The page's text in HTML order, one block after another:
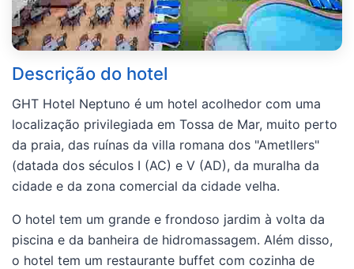
Descrição do hotel
GHT Hotel Neptuno é um hotel acolhedor com uma
localização privilegiada em Tossa de Mar, muito perto
da praia, das ruínas da villa romana dos "Ametllers"
(datada dos séculos I (AC) e V (AD), da muralha da
cidade e da zona comercial da cidade velha.
O hotel tem um grande e frondoso jardim à volta da
piscina e da banheira de hidromassagem. Além disso,
o hotel tem um restaurante buffet com cozinha de